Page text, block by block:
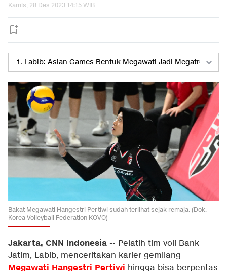
Kamis, 28 Des 2023 14:15 WIB
Bakat Megawati Hangestri Pertiwi sudah terlihat sejak remaja. (Dok.
Korea Volleyball Federation KOVO)
Jakarta, CNN Indonesia -- Pelatih tim voli Bank
Jatim, Labib, menceritakan karier gemilang
Megawati Hangestri Pertiwi hingga bisa berpentas